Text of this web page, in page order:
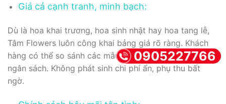
Giá cả cạnh tranh, minh bạch:
Dù là hoa khai trương, hoa sinh nhật hay hoa tang lễ,
Tâm Flowers luôn công khai bảng giá rõ ràng. Khách
hàng có thể so sánh các mẫu, chọn mức giá phù hợp
ngân sách. Không phát sinh chi phí ẩn, phụ thu bất
ngờ.
0905227766